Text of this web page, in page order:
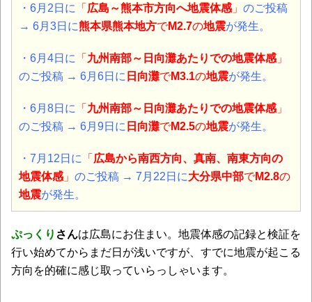
・6月2日に 「 広島～熊本市方向へ地震体感 」 のご投稿
→ 6月3日に熊本県熊本地方でM2.7の地震が発生。
・6月4日に 「 九州南部～日向灘あたりでの地震体感 」
のご投稿 → 6月6日に 日向灘でM3.1の地震が発生。
・6月8日に 「 九州南部～日向灘あたりでの地震体感 」
のご投稿 → 6月9日に 日向灘でM2.5の地震が発生。
・7月12日に 「 広島から南西方向、真南、南東方向の
地震体感 」 のご投稿 → 7月22日に大分県中部でM2.8の
地震が発生。
ぷっくり さんは広島にお住まい。地震体感の記録と検証を
行い始めてからまだ日が浅いですが、すでに地震が起こる
方向を的確に感じ取っていらっしゃいます。